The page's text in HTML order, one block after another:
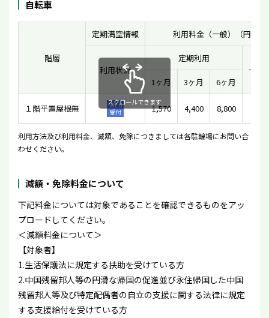
自転車
階層
定期満空情報 利用料金（一般）（円）
利用状況
定期利用
一時
1ヶ月
3ヶ月 6ヶ月
１階平置屋根無
WEB
受付
1,570 4,400 8,800
スクロールできます
利用方法及び利用料金、減額、免除につきましては各駐輪場にお問い合
わせください。
減額・免除料金について
下記料金については対象であることを確認できるものをアッ
プロードしてください。
＜減額料金について＞
【対象者】
1.生活保護法に規定する扶助を受けている方
2.中国残留邦人等の円滑な帰国の促進並び永住帰国した中国
残留邦人等及び特定配偶者の自立の支援に関する法律に規定
する支援給付を受けている方